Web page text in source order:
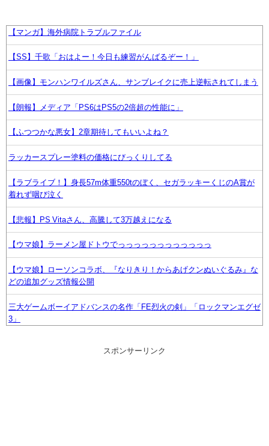
【マンガ】海外病院トラブルファイル
【SS】千歌「おはよー！今日も練習がんばるぞー！」
【画像】モンハンワイルズさん、サンブレイクに売上逆転されてしまう
【朗報】メディア「PS6はPS5の2倍超の性能に」
【ふつつかな悪女】2章期待してもいいよね？
ラッカースプレー塗料の価格にびっくりしてる
【ラブライブ！】身長57m体重550tのぼく、セガラッキーくじのA賞が
着れず咽び泣く
【悲報】PS Vitaさん、高騰して3万越えになる
【ウマ娘】ラーメン屋ドトウでっっっっっっっっっっっっ
【ウマ娘】ローソンコラボ、『なりきり！からあげクンぬいぐるみ』な
どの追加グッズ情報公開
三大ゲームボーイアドバンスの名作「FE烈火の剣」「ロックマンエグゼ
3」
スポンサーリンク